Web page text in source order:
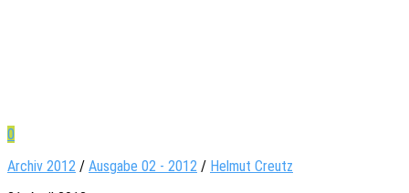
0
Archiv 2012 / Ausgabe 02 - 2012 / Helmut Creutz